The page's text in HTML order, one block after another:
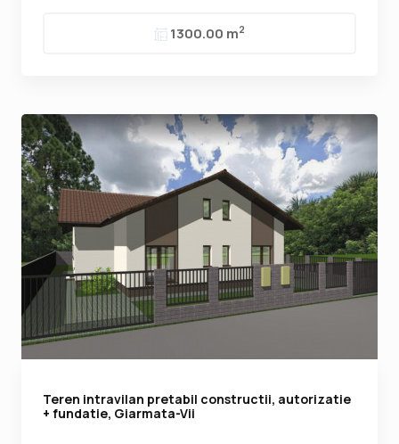
1300.00 m2
Teren intravilan pretabil constructii, autorizatie
+ fundatie, Giarmata-Vii